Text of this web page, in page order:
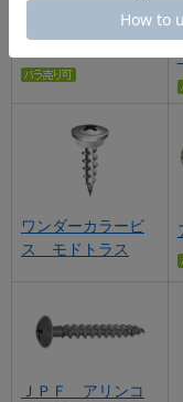
（＋）ヤマヒロ軽
天モドトラス
ワンダーカラービ
ス モドトラス
ＪＰＦ アリンコ